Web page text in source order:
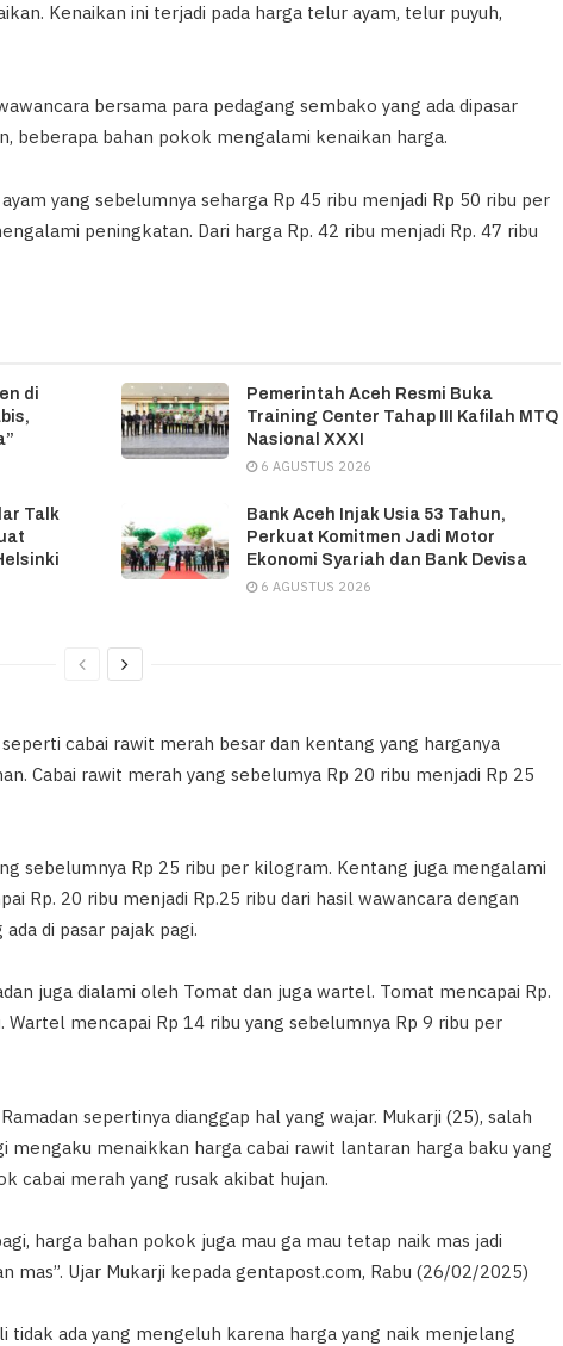
Kenaikan ini terjadi pada harga telur ayam, telur puyuh,
bersama para pedagang sembako yang ada dipasar
beberapa bahan pokok mengalami kenaikan harga.
yang sebelumnya seharga Rp 45 ribu menjadi Rp 50 ribu per
peningkatan. Dari harga Rp. 42 ribu menjadi Rp. 47 ribu
di
Pemerintah Aceh Resmi Buka
Training Center Tahap III Kafilah MTQ
Nasional XXXI
6 AGUSTUS 2026
Talk
Bank Aceh Injak Usia 53 Tahun,
Perkuat Komitmen Jadi Motor
Ekonomi Syariah dan Bank Devisa
6 AGUSTUS 2026
cabai rawit merah besar dan kentang yang harganya
Cabai rawit merah yang sebelumya Rp 20 ribu menjadi Rp 25
sebelumnya Rp 25 ribu per kilogram. Kentang juga mengalami
Rp. 20 ribu menjadi Rp.25 ribu dari hasil wawancara dengan
di pasar pajak pagi.
juga dialami oleh Tomat dan juga wartel. Tomat mencapai Rp.
mencapai Rp 14 ribu yang sebelumnya Rp 9 ribu per
sepertinya dianggap hal yang wajar. Mukarji (25), salah
mengaku menaikkan harga cabai rawit lantaran harga baku yang
cabai merah yang rusak akibat hujan.
harga bahan pokok juga mau ga mau tetap naik mas jadi
mas”. Ujar Mukarji kepada gentapost.com, Rabu (26/02/2025)
ada yang mengeluh karena harga yang naik menjelang